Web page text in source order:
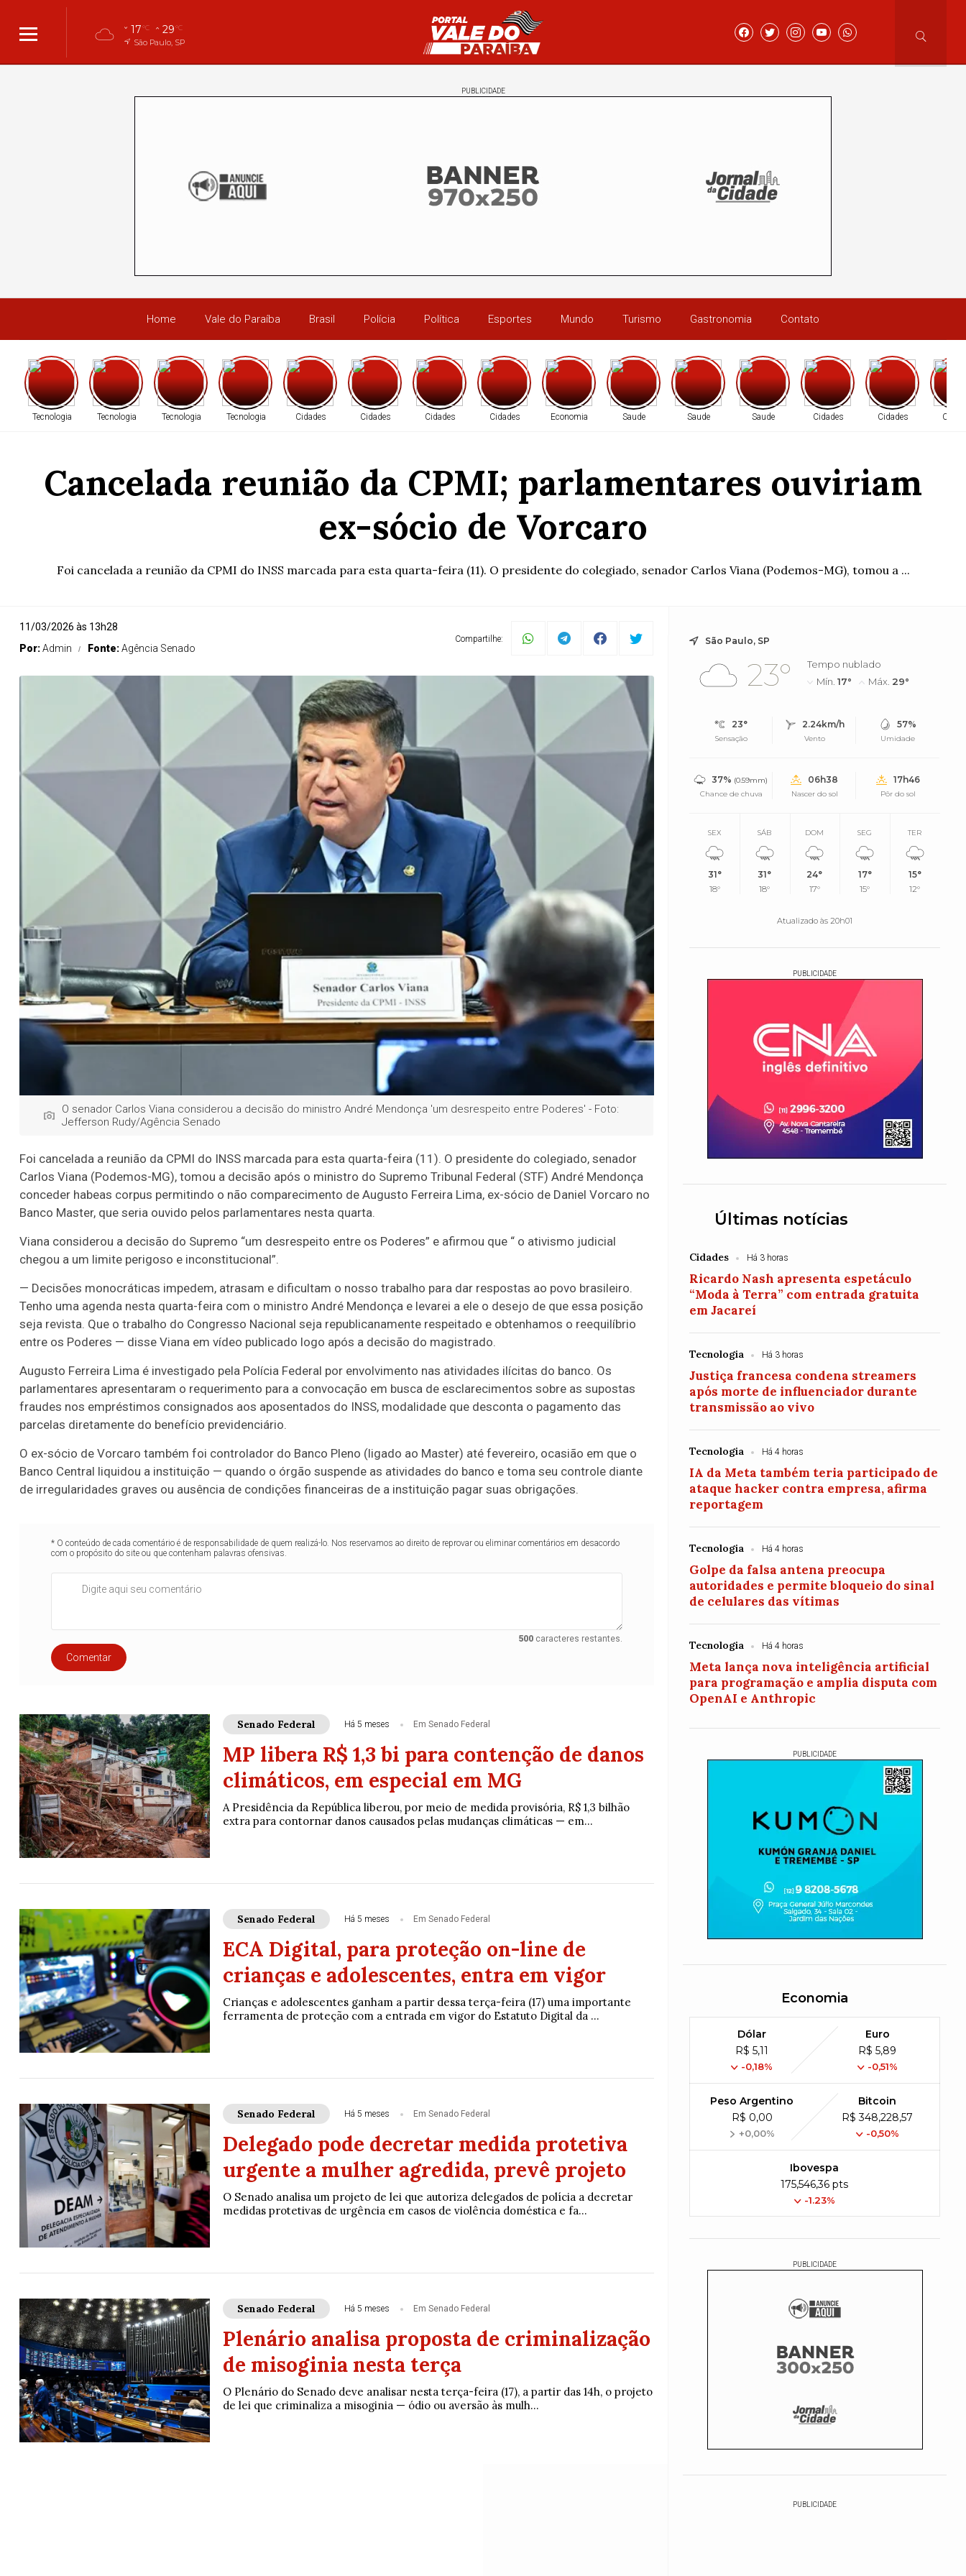
17°C 29°C
São Paulo, SP
PUBLICIDADE
Home Vale do Paraíba Brasil Polícia Política Esportes Mundo Turismo Gastronomia Contato
Tecnologia Tecnologia Tecnologia Tecnologia Cidades Cidades Cidades Cidades Economia Saude Saude Saude Cidades Cidades
Cancelada reunião da CPMI; parlamentares ouviriam
ex-sócio de Vorcaro
Foi cancelada a reunião da CPMI do INSS marcada para esta quarta-feira (11). O presidente do colegiado, senador Carlos Viana (Podemos-MG), tomou a ...
11/03/2026 às 13h28
Por:Admin Fonte:Agência Senado
Compartilhe:
O senador Carlos Viana considerou a decisão do ministro André Mendonça 'um desrespeito entre Poderes' - Foto:
Jefferson Rudy/Agência Senado
Foi cancelada a reunião da CPMI do INSS marcada para esta quarta-feira (11). O presidente do colegiado, senador
Carlos Viana (Podemos-MG), tomou a decisão após o ministro do Supremo Tribunal Federal (STF) André Mendonça
conceder habeas corpus permitindo o não comparecimento de Augusto Ferreira Lima, ex-sócio de Daniel Vorcaro no
Banco Master, que seria ouvido pelos parlamentares nesta quarta.
Viana considerou a decisão do Supremo “um desrespeito entre os Poderes” e afirmou que “ o ativismo judicial
chegou a um limite perigoso e inconstitucional”.
— Decisões monocráticas impedem, atrasam e dificultam o nosso trabalho para dar respostas ao povo brasileiro.
Tenho uma agenda nesta quarta-feira com o ministro André Mendonça e levarei a ele o desejo de que essa posição
seja revista. Que o trabalho do Congresso Nacional seja republicanamente respeitado e obtenhamos o reequilíbrio
entre os Poderes — disse Viana em vídeo publicado logo após a decisão do magistrado.
Augusto Ferreira Lima é investigado pela Polícia Federal por envolvimento nas atividades ilícitas do banco. Os
parlamentares apresentaram o requerimento para a convocação em busca de esclarecimentos sobre as supostas
fraudes nos empréstimos consignados aos aposentados do INSS, modalidade que desconta o pagamento das
parcelas diretamente do benefício previdenciário.
O ex-sócio de Vorcaro também foi controlador do Banco Pleno (ligado ao Master) até fevereiro, ocasião em que o
Banco Central liquidou a instituição — quando o órgão suspende as atividades do banco e toma seu controle diante
de irregularidades graves ou ausência de condições financeiras de a instituição pagar suas obrigações.
* O conteúdo de cada comentário é de responsabilidade de quem realizá-lo. Nos reservamos ao direito de reprovar ou eliminar comentários em desacordo
com o propósito do site ou que contenham palavras ofensivas.
500caracteres restantes.
Comentar
Senado Federal Há 5 meses Em Senado Federal
MP libera R$ 1,3 bi para contenção de danos
climáticos, em especial em MG
A Presidência da República liberou, por meio de medida provisória, R$ 1,3 bilhão
extra para contornar danos causados pelas mudanças climáticas — em...
Senado Federal Há 5 meses Em Senado Federal
ECA Digital, para proteção on-line de
crianças e adolescentes, entra em vigor
Crianças e adolescentes ganham a partir dessa terça-feira (17) uma importante
ferramenta de proteção com a entrada em vigor do Estatuto Digital da ...
Senado Federal Há 5 meses Em Senado Federal
Delegado pode decretar medida protetiva
urgente a mulher agredida, prevê projeto
O Senado analisa um projeto de lei que autoriza delegados de polícia a decretar
medidas protetivas de urgência em casos de violência doméstica e fa...
Senado Federal Há 5 meses Em Senado Federal
Plenário analisa proposta de criminalização
de misoginia nesta terça
O Plenário do Senado deve analisar nesta terça-feira (17), a partir das 14h, o projeto
de lei que criminaliza a misoginia — ódio ou aversão às mulh...
São Paulo, SP
23°
Tempo nublado
Mín.17° Máx. 29°
23°
Sensação
2.24km/h
Vento
57%
Umidade
37% (0.59mm)
Chance de chuva
06h38
Nascer do sol
17h46
Pôr do sol
SEX
31°
18°
SÁB
31°
18°
DOM
24°
17°
SEG
17°
15°
TER
15°
12°
Atualizado às 20h01
PUBLICIDADE
Últimas notícias
Cidades Há 3 horas
Ricardo Nash apresenta espetáculo
“Moda à Terra” com entrada gratuita
em Jacareí
Tecnologia Há 3 horas
Justiça francesa condena streamers
após morte de influenciador durante
transmissão ao vivo
Tecnologia Há 4 horas
IA da Meta também teria participado de
ataque hacker contra empresa, afirma
reportagem
Tecnologia Há 4 horas
Golpe da falsa antena preocupa
autoridades e permite bloqueio do sinal
de celulares das vítimas
Tecnologia Há 4 horas
Meta lança nova inteligência artificial
para programação e amplia disputa com
OpenAI e Anthropic
PUBLICIDADE
Economia
Dólar
R$ 5,11
-0,18%
Euro
R$ 5,89
-0,51%
Peso Argentino
R$ 0,00
+0,00%
Bitcoin
R$ 348,228,57
-0,50%
Ibovespa
175,546,36 pts
-1.23%
PUBLICIDADE
PUBLICIDADE